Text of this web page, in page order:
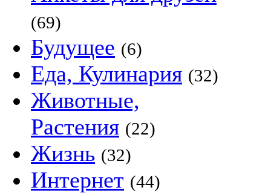
(69)
Будущее (6)
Еда, Кулинария (32)
Животные,
Растения (22)
Жизнь (32)
Интернет (44)